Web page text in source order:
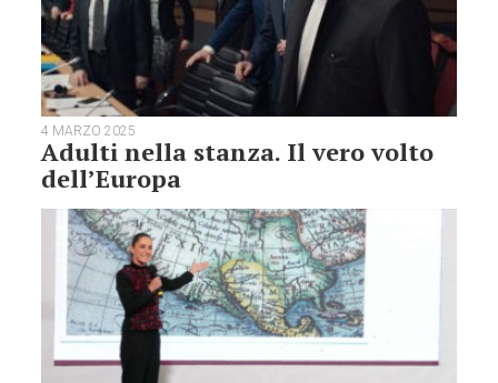
4 MARZO 2025
Adulti nella stanza. Il vero volto
dell’Europa